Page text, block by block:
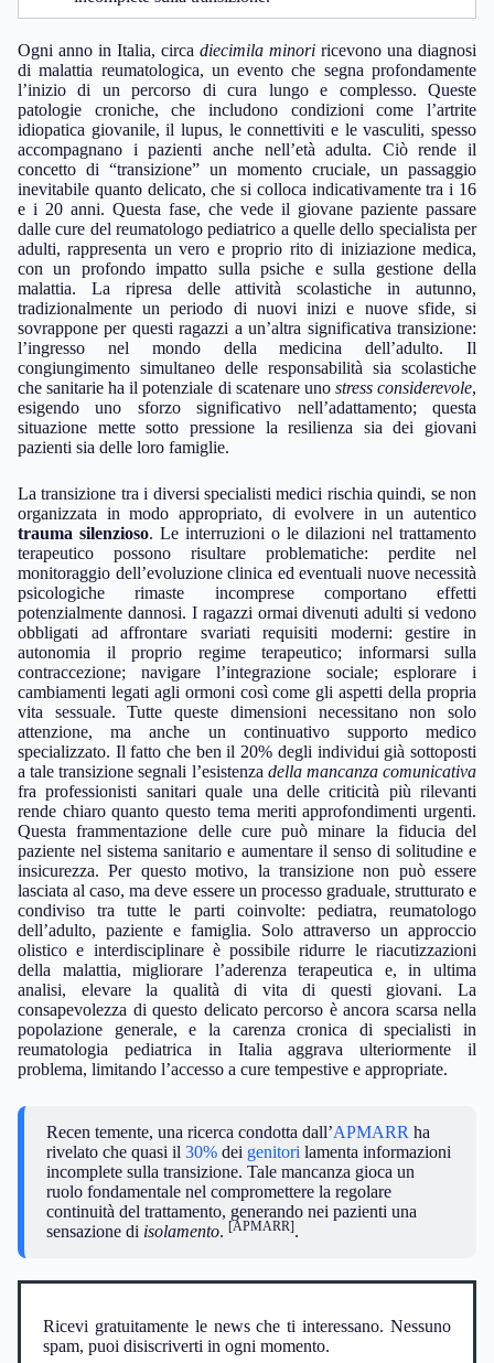
Ogni anno in Italia, circa diecimila minori ricevono una diagnosi
di malattia reumatologica, un evento che segna profondamente
l’inizio di un percorso di cura lungo e complesso. Queste
patologie croniche, che includono condizioni come l’artrite
idiopatica giovanile, il lupus, le connettiviti e le vasculiti, spesso
accompagnano i pazienti anche nell’età adulta. Ciò rende il
concetto di “transizione” un momento cruciale, un passaggio
inevitabile quanto delicato, che si colloca indicativamente tra i 16
e i 20 anni. Questa fase, che vede il giovane paziente passare
dalle cure del reumatologo pediatrico a quelle dello specialista per
adulti, rappresenta un vero e proprio rito di iniziazione medica,
con un profondo impatto sulla psiche e sulla gestione della
malattia. La ripresa delle attività scolastiche in autunno,
tradizionalmente un periodo di nuovi inizi e nuove sfide, si
sovrappone per questi ragazzi a un’altra significativa transizione:
l’ingresso nel mondo della medicina dell’adulto. Il
congiungimento simultaneo delle responsabilità sia scolastiche
che sanitarie ha il potenziale di scatenare uno stress considerevole,
esigendo uno sforzo significativo nell’adattamento; questa
situazione mette sotto pressione la resilienza sia dei giovani
pazienti sia delle loro famiglie.
La transizione tra i diversi specialisti medici rischia quindi, se non
organizzata in modo appropriato, di evolvere in un autentico
trauma silenzioso. Le interruzioni o le dilazioni nel trattamento
terapeutico possono risultare problematiche: perdite nel
monitoraggio dell’evoluzione clinica ed eventuali nuove necessità
psicologiche rimaste incomprese comportano effetti
potenzialmente dannosi. I ragazzi ormai divenuti adulti si vedono
obbligati ad affrontare svariati requisiti moderni: gestire in
autonomia il proprio regime terapeutico; informarsi sulla
contraccezione; navigare l’integrazione sociale; esplorare i
cambiamenti legati agli ormoni così come gli aspetti della propria
vita sessuale. Tutte queste dimensioni necessitano non solo
attenzione, ma anche un continuativo supporto medico
specializzato. Il fatto che ben il 20% degli individui già sottoposti
a tale transizione segnali l’esistenza della mancanza comunicativa
fra professionisti sanitari quale una delle criticità più rilevanti
rende chiaro quanto questo tema meriti approfondimenti urgenti.
Questa frammentazione delle cure può minare la fiducia del
paziente nel sistema sanitario e aumentare il senso di solitudine e
insicurezza. Per questo motivo, la transizione non può essere
lasciata al caso, ma deve essere un processo graduale, strutturato e
condiviso tra tutte le parti coinvolte: pediatra, reumatologo
dell’adulto, paziente e famiglia. Solo attraverso un approccio
olistico e interdisciplinare è possibile ridurre le riacutizzazioni
della malattia, migliorare l’aderenza terapeutica e, in ultima
analisi, elevare la qualità di vita di questi giovani. La
consapevolezza di questo delicato percorso è ancora scarsa nella
popolazione generale, e la carenza cronica di specialisti in
reumatologia pediatrica in Italia aggrava ulteriormente il
problema, limitando l’accesso a cure tempestive e appropriate.
Recen temente, una ricerca condotta dall’APMARR ha
rivelato che quasi il 30%dei genitori lamenta informazioni
incomplete sulla transizione. Tale mancanza gioca un
ruolo fondamentale nel compromettere la regolare
continuità del trattamento, generando nei pazienti una
sensazione di isolamento. [APMARR].
Ricevi gratuitamente le news che ti interessano. Nessuno
spam, puoi disiscriverti in ogni momento.